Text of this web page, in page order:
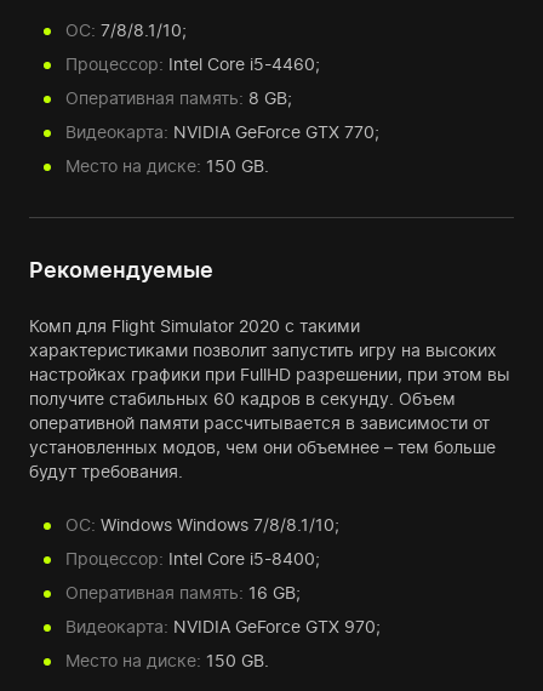
ОС: 7/8/8.1/10;
Процессор: Intel Core i5-4460;
Оперативная память: 8 GB;
Видеокарта: NVIDIA GeForce GTX 770;
Место на диске: 150 GB.
Рекомендуемые
Комп для Flight Simulator 2020 с такими
характеристиками позволит запустить игру на высоких
настройках графики при FullHD разрешении, при этом вы
получите стабильных 60 кадров в секунду. Объем
оперативной памяти рассчитывается в зависимости от
установленных модов, чем они объемнее – тем больше
будут требования.
ОС: Windows Windows 7/8/8.1/10;
Процессор: Intel Core i5-8400;
Оперативная память: 16 GB;
Видеокарта: NVIDIA GeForce GTX 970;
Место на диске: 150 GB.